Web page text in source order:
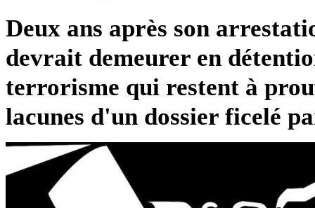
Deux ans après son
devrait demeurer en
terrorisme qui restent à
lacunes d'un dossier ficelé